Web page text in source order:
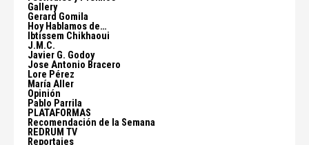
Gallery
Gerard Gomila
Hoy Hablamos de…
Ibtissem Chikhaoui
J.M.C.
Javier G. Godoy
Jose Antonio Bracero
Lore Pérez
María Aller
Opinión
Pablo Parrila
PLATAFORMAS
Recomendación de la Semana
REDRUM TV
Reportajes